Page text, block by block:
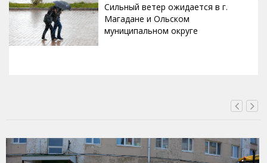
Сильный ветер ожидается в г.
Магадане и Ольском
муниципальном округе